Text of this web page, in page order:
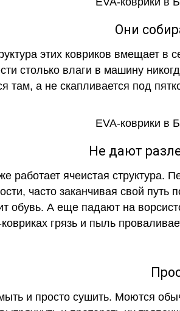
Они
этих ковриков вмещает в
столько влаги в машину
там, а не скапливается под
Не дают
работает ячеистая структура.
часто заканчивая свой
обувь. А еще падают на
грязь и пыль
и просто сушить. Моются